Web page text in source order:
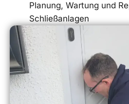
Planung, Wartung und
Schließanlagen